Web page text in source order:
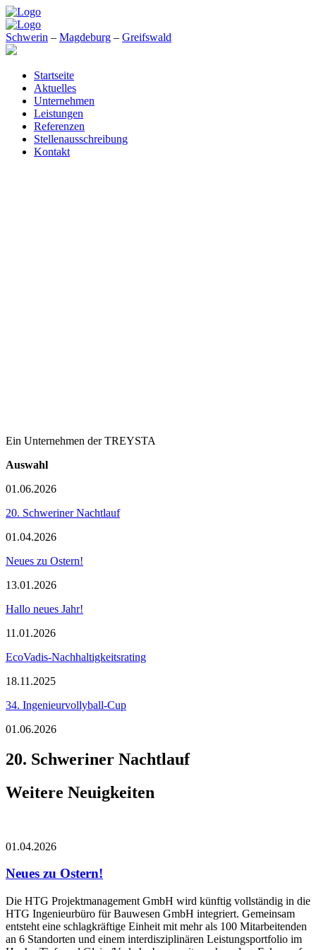
Schwerin – Magdeburg – Greifswald
Startseite
Aktuelles
Unternehmen
Leistungen
Referenzen
Stellenausschreibung
Kontakt
Ein Unternehmen der TREYSTA
Auswahl
01.06.2026
20. Schweriner Nachtlauf
01.04.2026
Neues zu Ostern!
13.01.2026
Hallo neues Jahr!
11.01.2026
EcoVadis-Nachhaltigkeitsrating
18.11.2025
34. Ingenieurvollyball-Cup
01.06.2026
20. Schweriner Nachtlauf
Weitere Neuigkeiten
01.04.2026
Neues zu Ostern!
Die HTG Projektmanagement GmbH wird künftig vollständig in die
HTG Ingenieurbüro für Bauwesen GmbH integriert. Gemeinsam
entsteht eine schlagkräftige Einheit mit mehr als 100 Mitarbeitenden
an 6 Standorten und einem interdisziplinären Leistungsportfolio im